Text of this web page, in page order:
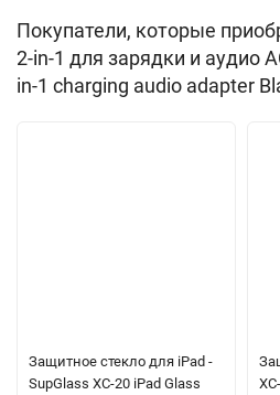
Покупатели, которые
2-in-1 для зарядки и аудио
in-1 charging audio adapter
Защитное стекло для iPad -
SupGlass XC-20 iPad Glass